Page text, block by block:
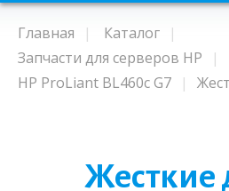
Главная
Каталог
Запчасти для серверов HP
HP ProLiant BL460c G7
Жесткие